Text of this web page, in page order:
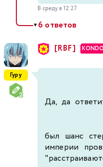
В среду в 12:27
▼6 ответов
Гуру
[RBF]
Да, да
был шанс
империи